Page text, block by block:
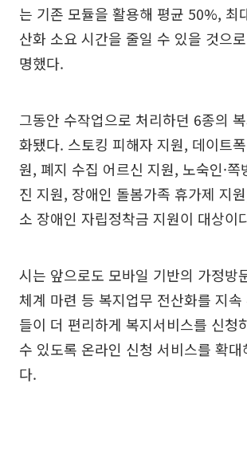
는 기존 모듈을 활용해 평균 50%, 최
산화 소요 시간을 줄일 수 있을 것으
명했다.
그동안 수작업으로 처리하던 6종의
화됐다. 스토킹 피해자 지원, 데이트
원, 폐지 수집 어르신 지원, 노숙인·쪽
진 지원, 장애인 돌봄가족 휴가제 지
소 장애인 자립정착금 지원이 대상이
시는 앞으로도 모바일 기반의 가정방
체계 마련 등 복지업무 전산화를 지속
들이 더 편리하게 복지서비스를 신청
수 있도록 온라인 신청 서비스를 확대
다.